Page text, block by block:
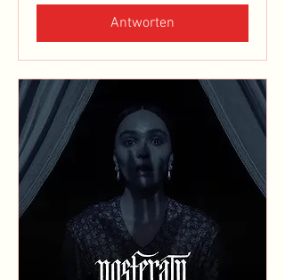
Antworten